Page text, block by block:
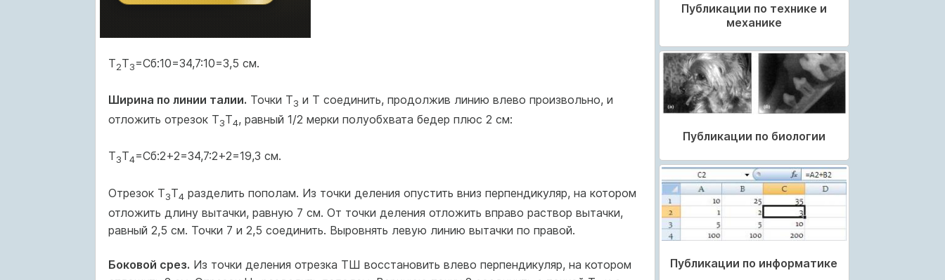
Т2Т3=Сб:10=34,7:10=3,5 см.
Ширина по линии талии. Точки Т3 и Т соединить, продолжив линию влево произвольно, и
отложить отрезок Т3Т4, равный 1/2 мерки полуобхвата бедер плюс 2 см:
Т3Т4=Сб:2+2=34,7:2+2=19,3 см.
Отрезок Т3Т4 разделить пополам. Из точки деления опустить вниз перпендикуляр, на котором
отложить длину вытачки, равную 7 см. От точки деления отложить вправо раствор вытачки,
равный 2,5 см. Точки 7 и 2,5 соединить. Выровнять левую линию вытачки по правой.
Боковой срез. Из точки деления отрезка ТШ восстановить влево перпендикуляр, на котором
Публикации по технике и
механике
Публикации по биологии
Публикации по информатике